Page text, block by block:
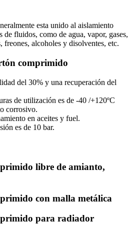
esta unido al aislamiento
de fluidos, como de agua, vapor, gases,
freones, alcoholes y disolventes, etc.
comprimido
del 30% y una recuperación del
de utilización es de -40 /+120ºC
corrosivo.
en aceites y fuel.
es de 10 bar.
libre de amianto,
con malla metálica
para radiador